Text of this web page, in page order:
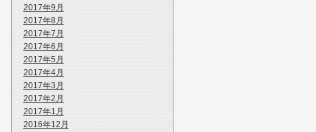
2017年9月
2017年8月
2017年7月
2017年6月
2017年5月
2017年4月
2017年3月
2017年2月
2017年1月
2016年12月